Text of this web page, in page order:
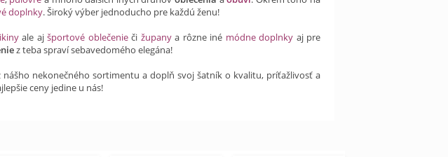
doplnky. Široký výber jednoducho pre každú ženu!
ale ajšportové oblečenieči županya rôzne iné módne doplnky aj pre
z teba spraví sebavedomého elegána!
nášho nekonečného sortimentu a doplň svoj šatník o kvalitu, príťažlivosť a
ceny jedine u nás!